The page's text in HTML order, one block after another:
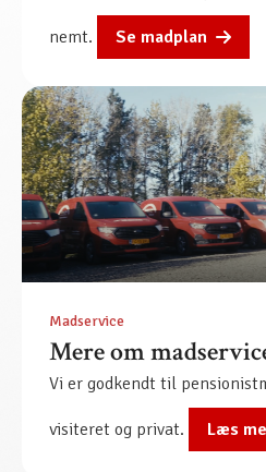
nemt. Se madplan
Madservice
Mere om
Vi er godkendt til
visiteret og privat. Læs